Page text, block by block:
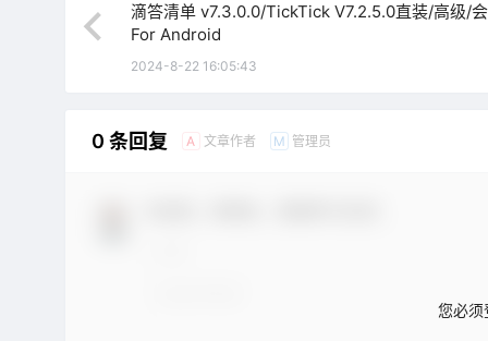
滴答清单 v7.3.0.0/TickTick V7.2.5.0直装/高级/
For Android
2024-8-22 16:05:43
0 条回复 A 文章作者 M 管理员
您必须